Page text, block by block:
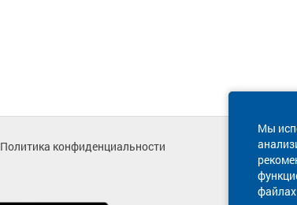
Мы
Политика конфиденциальности